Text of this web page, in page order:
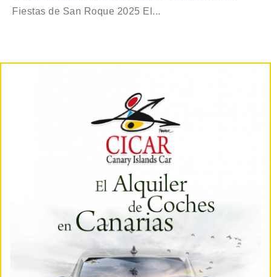
Fiestas de San Roque 2025 El...